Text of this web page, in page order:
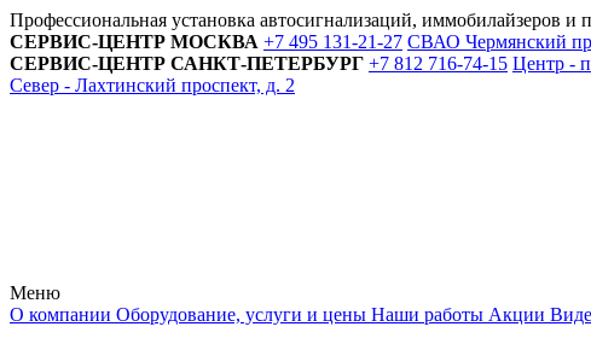
Профессиональная установка автосигнализаций, иммобилайзеров и
СЕРВИС-ЦЕНТР МОСКВА +7 495 131-21-27 СВАО Чермянский
СЕРВИС-ЦЕНТР САНКТ-ПЕТЕРБУРГ +7 812 716-74-15 Центр -
Север - Лахтинский проспект, д. 2
Меню
О компании Оборудование, услуги и цены Наши работы Акции